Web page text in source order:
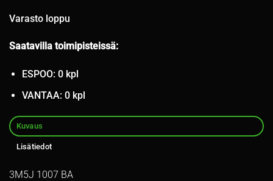
Varasto loppu
Saatavilla toimipisteissä:
ESPOO: 0 kpl
VANTAA: 0 kpl
Kuvaus
Lisätiedot
3M5J 1007 BA